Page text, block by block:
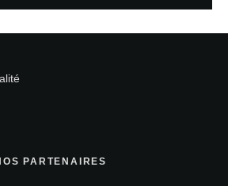
PARTENAIRES